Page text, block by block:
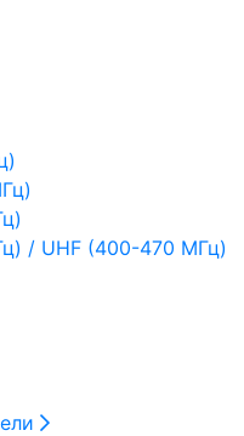
/ UHF (400-470 МГц)